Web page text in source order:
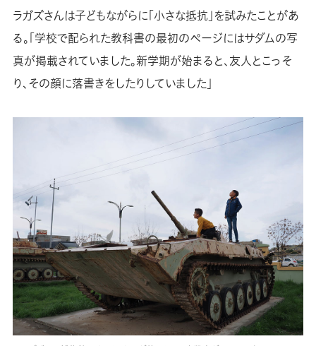
ラガズさんは子どもながらに「小さな抵抗」を試みたことがあ
る。「学校で配られた教科書の最初のページにはサダムの写
真が掲載されていました。新学期が始まると、友人とこっそ
り、その顔に落書きをしたりしていました」